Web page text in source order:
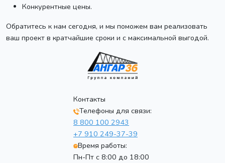
Конкурентные цены.
Обратитесь к нам сегодня, и мы поможем вам реализовать
ваш проект в кратчайшие сроки и с максимальной выгодой.
Контакты
Телефоны для связи:
8 800 100 2943
+7 910 249-37-39
Время работы:
Пн-Пт с 8:00 до 18:00